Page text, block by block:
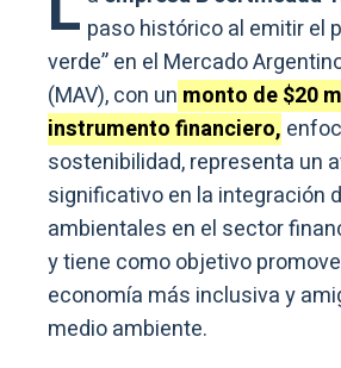
paso histórico al emitir el
verde” en el Mercado
(MAV), con un monto de $20
instrumento financiero,
sostenibilidad, representa un
significativo en la integración
ambientales en el sector
y tiene como objetivo
economía más inclusiva y
medio ambiente.